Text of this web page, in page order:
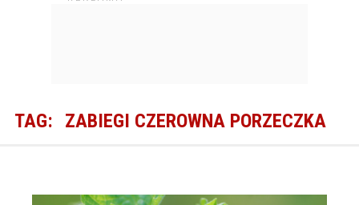
TAG: ZABIEGI CZEROWNA PORZECZKA